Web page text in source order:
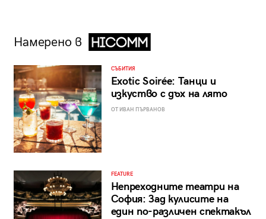
Намерено в
СЪБИТИЯ
Exotic Soirée: Танци и
изкуство с дъх на лято
ОТ ИВАН ПЪРВАНОВ
FEATURE
Непреходните театри на
София: Зад кулисите на
един по-различен спектакъл